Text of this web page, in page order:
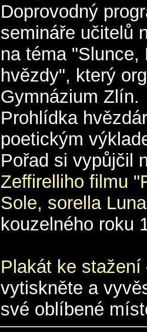
Doprovodný
semináře učitelů
na téma "Slunce,
hvězdy", který
Gymnázium Zlín.
Prohlídka
poetickým
Pořad si vypůjčil
Zeffirelliho filmu
Sole, sorella
kouzelného roku
Plakát ke stažení
vytiskněte a
své oblíbené